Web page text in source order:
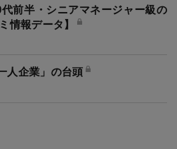
前半・シニアマネージャー級の
情報データ】
人企業」の台頭